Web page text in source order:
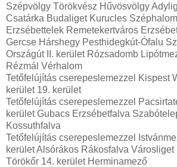
Szépvölgy Törökvész Hűvösvölgy
Csatárka Budaliget Kurucles
Erzsébettelek Remetekertváros
Gercse Hárshegy Pesthidegkút-Ófalu
Országút II. kerület Rózsadomb
Rézmál Vérhalom
Tetőfelújítás cserepeslemezzel Kispest
kerület 19. kerület
Tetőfelújítás cserepeslemezzel
kerület Gubacs Erzsébetfalva
Kossuthfalva
Tetőfelújítás cserepeslemezzel
kerület Alsórákos Rákosfalva
Törökőr 14. kerület Herminamező